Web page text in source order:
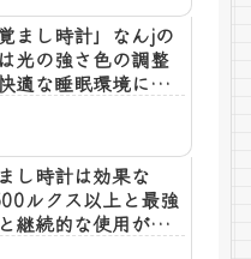
覚まし時計」なんjの
光の強さ色の調整
適な睡眠環境にな
し時計は効果な
ルクス以上と最強
継続的な使用が必